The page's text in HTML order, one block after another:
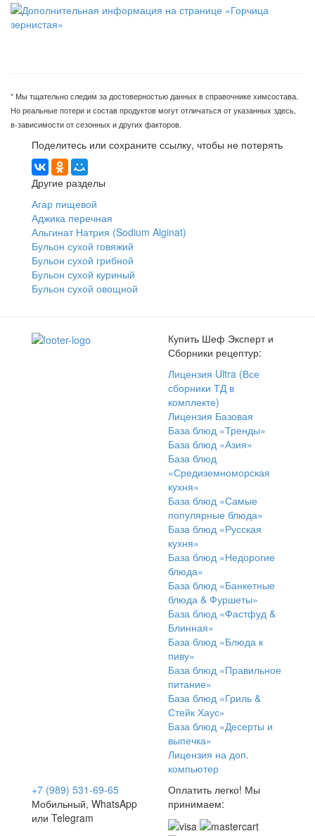
* Мы тщательно следим за достоверностью данных в справочнике химсостава.
Но реальные потери и состав продуктов могут отличаться от указанных здесь,
в-зависимости от сезонных и других факторов.
Поделитесь или сохраните ссылку, чтобы не потерять
Другие разделы
Агар пищевой
Аджика перечная
Альгинат Натрия (Sodium Alginat)
Бульон сухой говяжий
Бульон сухой грибной
Бульон сухой куриный
Бульон сухой овощной
Купить Шеф Эксперт и
Сборники рецептур:
Лицензия Ultra (Все
сборники ТД в
комплекте)
Лицензия Базовая
База блюд «Тренды»
База блюд «Азия»
База блюд
«Средиземноморская
кухня»
База блюд «Самые
популярные блюда»
База блюд «Русская
кухня»
База блюд «Недорогие
блюда»
База блюд «Банкетные
блюда & Фуршеты»
База блюд «Фастфуд &
Блинная»
База блюд «Блюда к
пиву»
База блюд «Правильное
питание»
База блюд «Гриль &
Стейк Хаус»
База блюд «Десерты и
выпечка»
Лицензия на доп.
компьютер
+7 (989) 531-69-65
Мобильный, WhatsApp
или Telegram
Оплатить легко! Мы
принимаем: